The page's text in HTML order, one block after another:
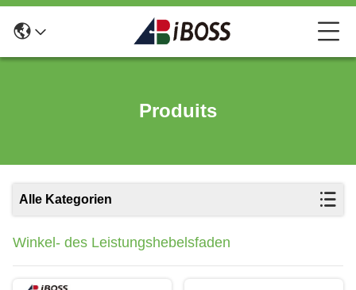
Produits
Alle Kategorien
Winkel- des Leistungshebelsfaden